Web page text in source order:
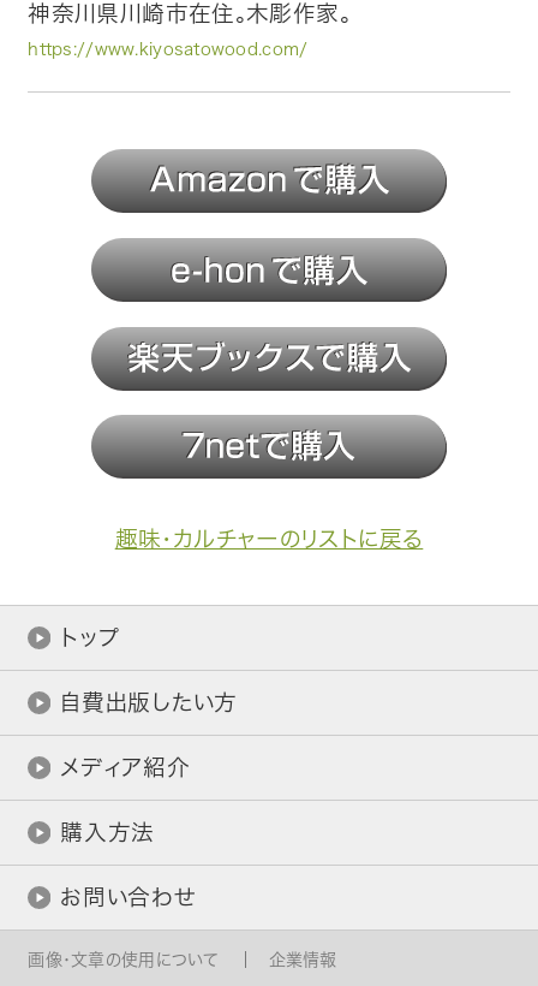
自費出版したい方
メディア紹介
購入方法
画像・文章の使用について
企業情報
神奈川県川崎市在住。木彫作家。
https://www.kiyosatowood.com/
趣味・カルチャーのリストに戻る
トップ
自費出版したい方
メディア紹介
購入方法
お問い合わせ
画像・文章の使用について 企業情報